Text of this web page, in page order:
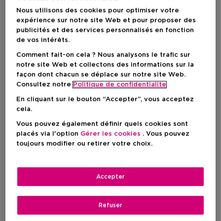
-15%
Anti-Water Thermal Talasso-
-15%
Anticellulite
Cryoactive Talasso-Scrub
Nous utilisons des cookies pour optimiser votre
expérience sur notre site Web et pour proposer des
publicités et des services personnalisés en fonction
de vos intérêts.
Comment fait-on cela ? Nous analysons le trafic sur
notre site Web et collectons des informations sur la
façon dont chacun se déplace sur notre site Web.
Consultez notre Politique de confidentialite
En cliquant sur le bouton “Accepter”, vous acceptez
cela.
Vous pouvez également définir quels cookies sont
placés via l'option Gérer les cookies . Vous pouvez
toujours modifier ou retirer votre choix.
Refuser
Accepter